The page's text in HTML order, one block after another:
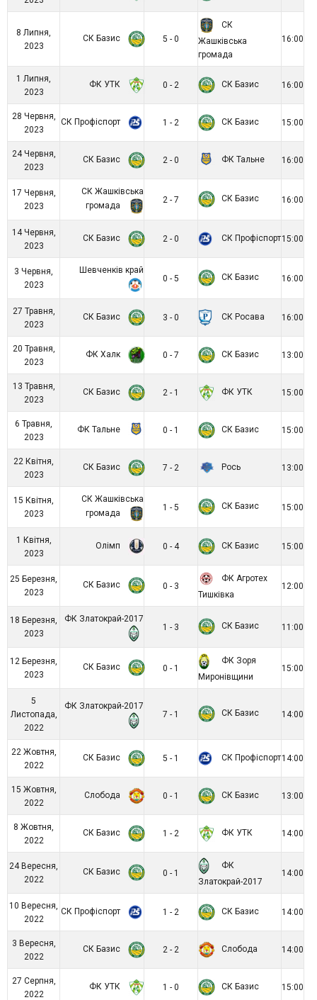
8 Липня,
2023
СК Базис 5 - 0
СК
Жашківська
громада
16:00
1 Липня,
2023
ФК УТК 0 - 2 СК Базис 16:00
28 Червня,
2023
СК Профіспорт 1 - 2 СК Базис 15:00
24 Червня,
2023
СК Базис 2 - 0 ФК Тальне 16:00
17 Червня,
2023
СК Жашківська
громада
2 - 7 СК Базис 16:00
14 Червня,
2023
СК Базис 2 - 0 СК Профіспорт15:00
3 Червня,
2023
Шевченків край
0 - 5
СК Базис 16:00
27 Травня,
2023
СК Базис 3 - 0 СК Росава 16:00
20 Травня,
2023
ФК Халк 0 - 7 СК Базис 13:00
13 Травня,
2023
СК Базис 2 - 1 ФК УТК 15:00
6 Травня,
2023
ФК Тальне 0 - 1 СК Базис 15:00
22 Квітня,
2023
СК Базис 7 - 2 Рось 13:00
15 Квітня,
2023
СК Жашківська
громада
1 - 5 СК Базис 15:00
1 Квітня,
2023
Олімп 0 - 4 СК Базис 15:00
25 Березня,
2023
СК Базис 0 - 3
ФК Агротех
Тишківка
12:00
18 Березня,
2023
ФК Златокрай-2017
1 - 3
СК Базис 11:00
12 Березня,
2023
СК Базис 0 - 1
ФК Зоря
Миронівщини
15:00
5
Листопада,
2022
ФК Златокрай-2017
7 - 1
СК Базис 14:00
22 Жовтня,
2022
СК Базис 5 - 1 СК Профіспорт14:00
15 Жовтня,
2022
Слобода 0 - 1 СК Базис 13:00
8 Жовтня,
2022
СК Базис 1 - 2 ФК УТК 14:00
24 Вересня,
2022
СК Базис 0 - 1
ФК
Златокрай-2017
14:00
10 Вересня,
2022
СК Профіспорт 1 - 2 СК Базис 14:00
3 Вересня,
2022
СК Базис 2 - 2 Слобода 14:00
27 Серпня,
2022
ФК УТК 1 - 0 СК Базис 15:00